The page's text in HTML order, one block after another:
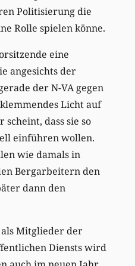
Politisierung die
Rolle spielen könne.
eine
angesichts der
der N-VA gegen
Licht auf
dass sie so
einführen wollen.
wie damals in
Bergarbeitern den
dann den
Mitglieder der
Diensts wird